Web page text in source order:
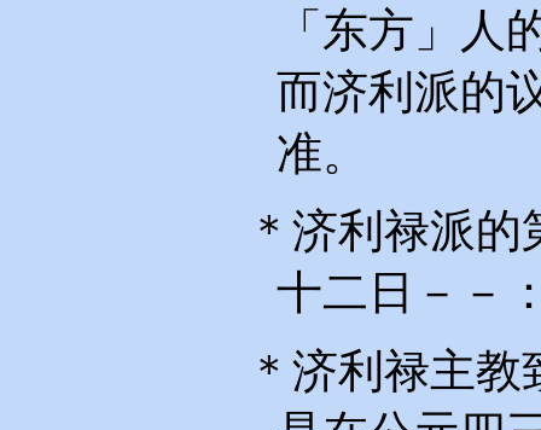
「东方」人
而济利派的
准。
＊济利禄派
十二日－－
＊济利禄主